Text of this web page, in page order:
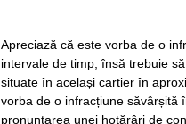
Apreciază că este vorba de o
intervale de timp, însă trebuie
situate în același cartier în
vorba de o infracțiune săvârșită
pronunțarea unei hotărâri de